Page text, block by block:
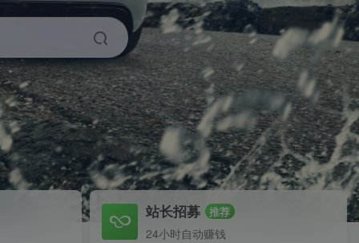
站长招募 推荐
24小时自动赚钱